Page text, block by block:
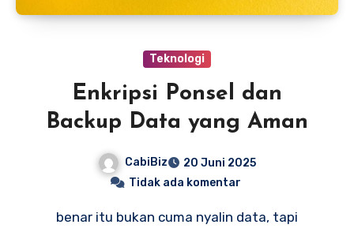
Teknologi
Enkripsi Ponsel dan
Backup Data yang Aman
CabiBiz
20 Juni 2025
Tidak ada komentar
benar itu bukan cuma nyalin data, tapi